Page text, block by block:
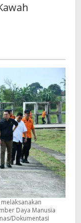
Daya Manusia
Dokumentasi